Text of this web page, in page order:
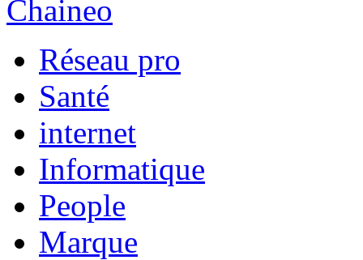
Réseau pro
Santé
internet
Informatique
People
Marque